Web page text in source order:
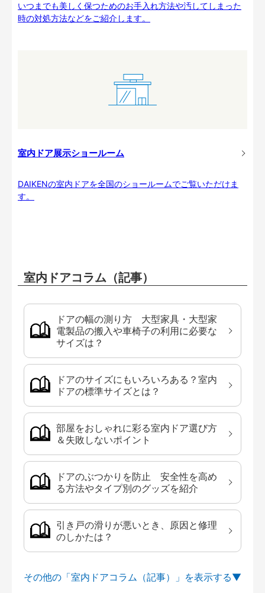
いつまでも美しく保つためのお手入れ方法や汚してしまった
時の対処方法などをご紹介します。
室内ドア展示ショールーム
DAIKENの室内ドアを全国のショールームでご覧いただけま
す。
室内ドアコラム（記事）
ドアの幅の測り方 大型家具・大型家
電製品の搬入や車椅子の利用に必要な
サイズは？
ドアのサイズにもいろいろある？室内
ドアの標準サイズとは？
部屋をおしゃれに彩る室内ドア選び方
＆失敗しないポイント
ドアのぶつかりを防止 安全性を高め
る方法やタイプ別のグッズを紹介
引き戸の滑りが悪いとき、原因と修理
のしかたは？
その他の「室内ドアコラム（記事）」を